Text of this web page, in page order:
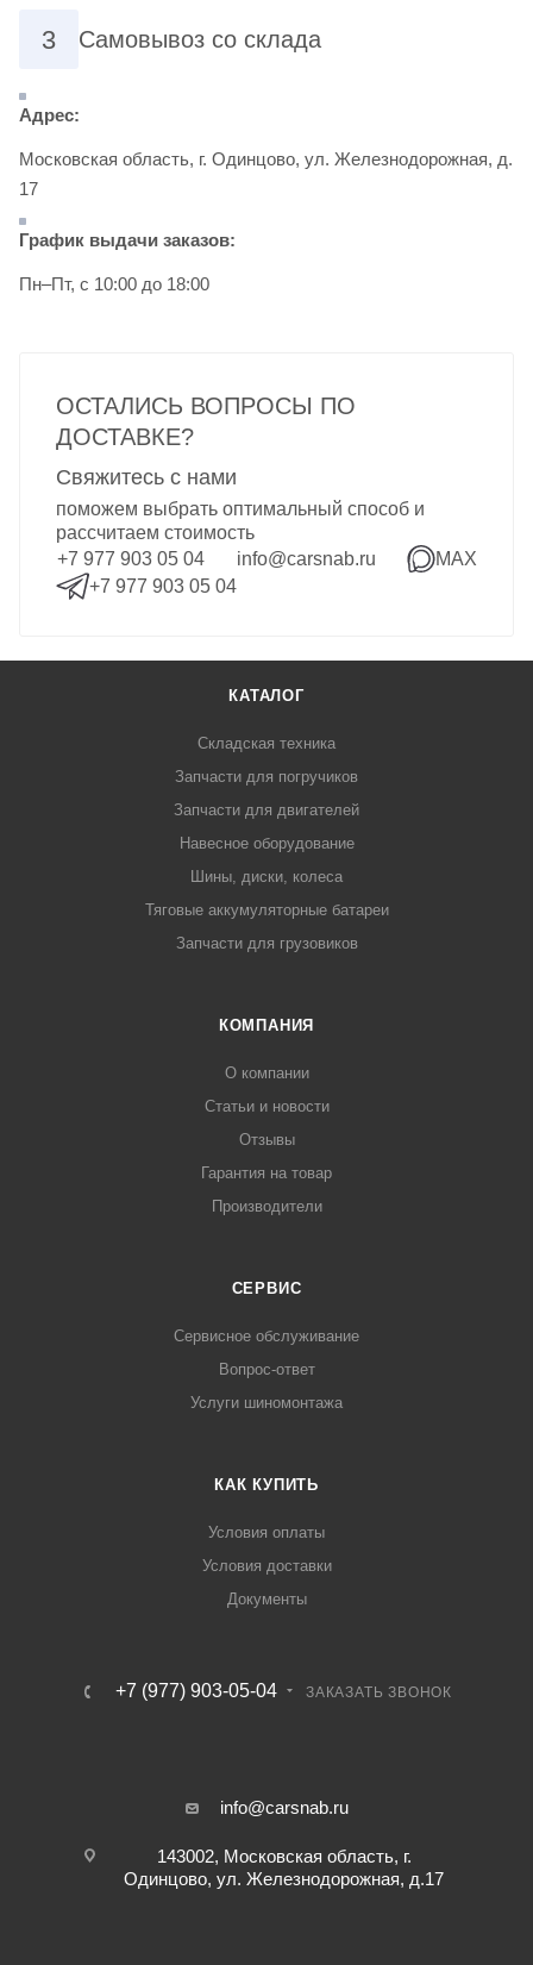
3 Самовывоз со склада
Адрес:
Московская область, г. Одинцово, ул. Железнодорожная, д.
17
График выдачи заказов:
Пн–Пт, с 10:00 до 18:00
ОСТАЛИСЬ ВОПРОСЫ ПО
ДОСТАВКЕ?
Свяжитесь с нами
поможем выбрать оптимальный способ и
рассчитаем стоимость
+7 977 903 05 04
info@carsnab.ru
MAX
+7 977 903 05 04
КАТАЛОГ
Складская техника
Запчасти для погручиков
Запчасти для двигателей
Навесное оборудование
Шины, диски, колеса
Тяговые аккумуляторные батареи
Запчасти для грузовиков
КОМПАНИЯ
О компании
Статьи и новости
Отзывы
Гарантия на товар
Производители
СЕРВИС
Сервисное обслуживание
Вопрос-ответ
Услуги шиномонтажа
КАК КУПИТЬ
Условия оплаты
Условия доставки
Документы
+7 (977) 903-05-04 ЗАКАЗАТЬ ЗВОНОК
info@carsnab.ru
143002, Московская область, г.
Одинцово, ул. Железнодорожная, д.17